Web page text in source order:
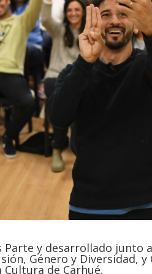
y desarrollado junto
Género y Diversidad,
Cultura de Carhué.